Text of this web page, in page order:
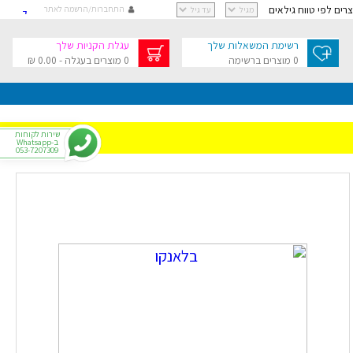
קישור
התחברות/הרשמה לאתר לפי טווח גילאים
עגלת הקניות שלך
0 מוצרים בעגלה - 0.00 ₪
הקניות שלךבסך 0.00 ₪
רשימת המשאלות שלך
0 מוצרים ברשימה
שירות לקוחות
ב-Whatsapp
053-7207309